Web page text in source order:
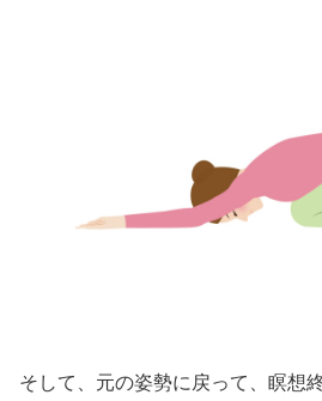
そして、元の姿勢に戻って、瞑想